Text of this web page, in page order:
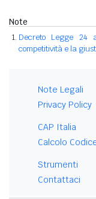
Note
Decreto Legge
competitività e la
Note Legali
Privacy Policy
CAP Italia
Calcolo
Strumenti
Contattaci